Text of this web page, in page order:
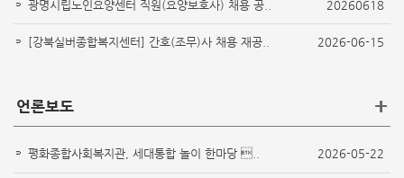
광명시립노인요양센터 직원(요양보호사) 채용 공.. 20260618
[강북실버종합복지센터] 간호(조무)사 채용 재공.. 2026-06-15
언론보도 +
평화종합사회복지관, 세대통합 놀이 한마당 .. 2026-05-22